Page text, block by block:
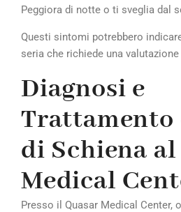
Peggiora di notte o ti sveglia dal
Questi sintomi potrebbero
seria che richiede una
Diagnosi e
Trattamento
di Schiena
Medical
Presso il Quasar Medical Center,